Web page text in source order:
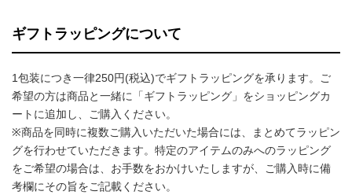
ギフトラッピングについて
1包装につき一律250円(税込)でギフトラッピングを承ります。ご
希望の方は商品と一緒に「ギフトラッピング」をショッピングカ
ートに追加し、ご購入ください。
※商品を同時に複数ご購入いただいた場合には、まとめてラッピン
グを行わせていただきます。特定のアイテムのみへのラッピング
をご希望の場合は、お手数をおかけいたしますが、ご購入時に備
考欄にその旨をご記載ください。